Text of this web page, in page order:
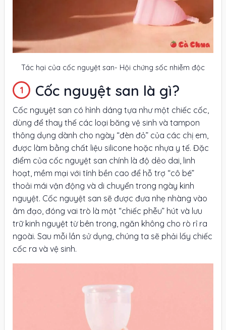
Tác hại của cốc nguyệt san- Hội chứng sốc nhiễm độc
Cốc nguyệt san là gì?
Cốc nguyệt san có hình dáng tựa như một chiếc cốc,
dùng để thay thế các loại băng vệ sinh và tampon
thông dụng dành cho ngày “đèn đỏ” của các chị em,
được làm bằng chất liệu silicone hoặc nhựa y tế. Đặc
điểm của cốc nguyệt san chính là độ dẻo dai, linh
hoạt, mềm mại với tính bền cao để hỗ trợ “cô bé”
thoải mái vận động và di chuyển trong ngày kinh
nguyệt. Cốc nguyệt san sẽ được đưa nhẹ nhàng vào
âm đạo, đóng vai trò là một “chiếc phễu” hút và lưu
trữ kinh nguyệt từ bên trong, ngăn không cho rò rỉ ra
ngoài. Sau mỗi lần sử dụng, chúng ta sẽ phải lấy chiếc
cốc ra và vệ sinh.